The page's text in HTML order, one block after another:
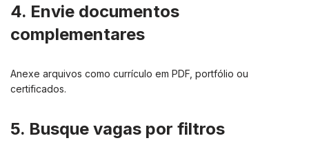
4. Envie documentos
complementares
Anexe arquivos como currículo em PDF, portfólio ou
certificados.
5. Busque vagas por filtros